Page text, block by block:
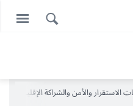
والأمن والشراكة الإقليمية